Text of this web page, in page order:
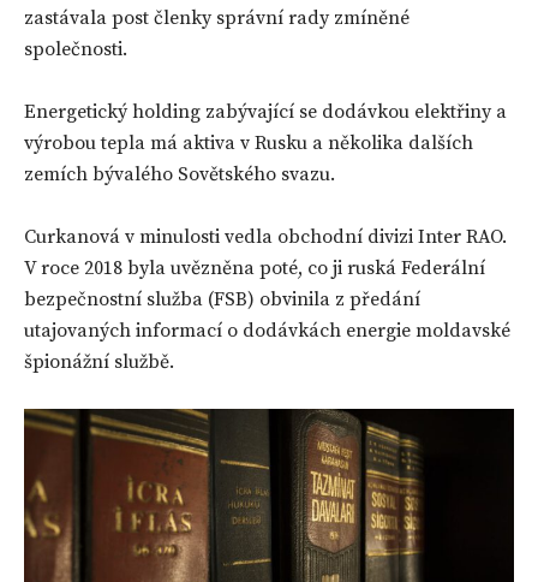
zastávala post členky správní rady zmíněné
společnosti.
Energetický holding zabývající se dodávkou elektřiny a
výrobou tepla má aktiva v Rusku a několika dalších
zemích bývalého Sovětského svazu.
Curkanová v minulosti vedla obchodní divizi Inter RAO.
V roce 2018 byla uvězněna poté, co ji ruská Federální
bezpečnostní služba (FSB) obvinila z předání
utajovaných informací o dodávkách energie moldavské
špionážní službě.